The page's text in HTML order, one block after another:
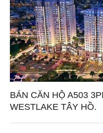
BÁN CĂN HỘ A503
WESTLAKE TÂY HỒ.